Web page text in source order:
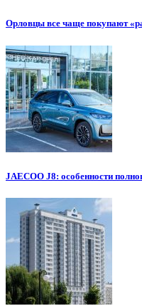
Орловцы все чаще покупают
JAECOO J8: особенности